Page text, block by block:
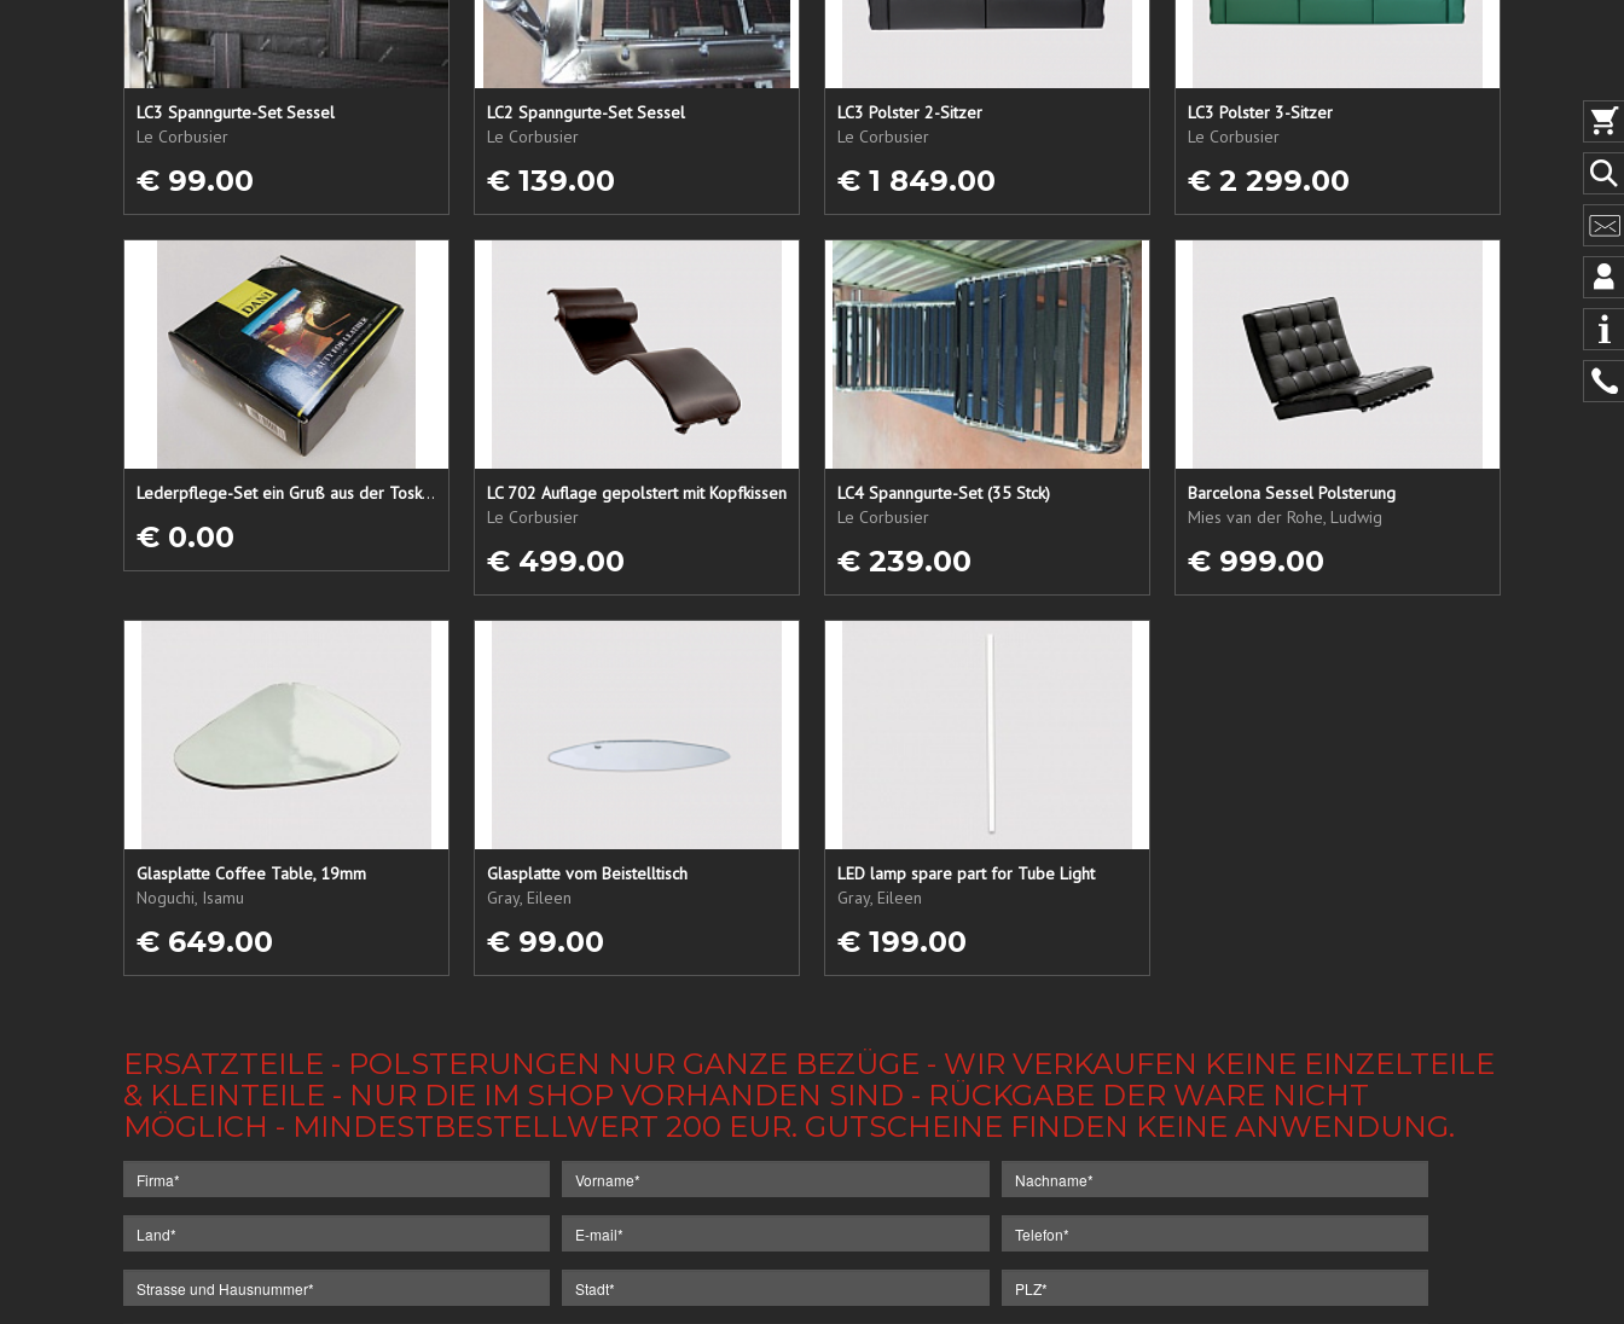
LC3 Spanngurte-Set Sessel
Le Corbusier
€ 99.00
LC2 Spanngurte-Set Sessel
Le Corbusier
€ 139.00
LC3 Polster 2-Sitzer
Le Corbusier
€ 1 849.00
LC3 Polster 3-Sitzer
Le Corbusier
€ 2 299.00
Lederpflege-Set ein Gruß aus der Toskana...
€ 0.00
LC 702 Auflage gepolstert mit Kopfkissen
Le Corbusier
€ 499.00
LC4 Spanngurte-Set (35 Stck)
Le Corbusier
€ 239.00
Barcelona Sessel Polsterung
Mies van der Rohe, Ludwig
€ 999.00
Glasplatte Coffee Table, 19mm
Noguchi, Isamu
€ 649.00
Glasplatte vom Beistelltisch
Gray, Eileen
€ 99.00
LED lamp spare part for Tube Light
Gray, Eileen
€ 199.00
ERSATZTEILE - POLSTERUNGEN NUR GANZE BEZÜGE - WIR VERKAUFEN KEINE EINZELTEILE
& KLEINTEILE - NUR DIE IM SHOP VORHANDEN SIND - RÜCKGABE DER WARE NICHT
MÖGLICH - MINDESTBESTELLWERT 200 EUR. GUTSCHEINE FINDEN KEINE ANWENDUNG.